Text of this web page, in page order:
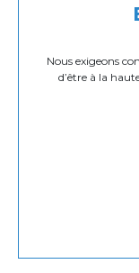
Nous exigeons
d’être à la